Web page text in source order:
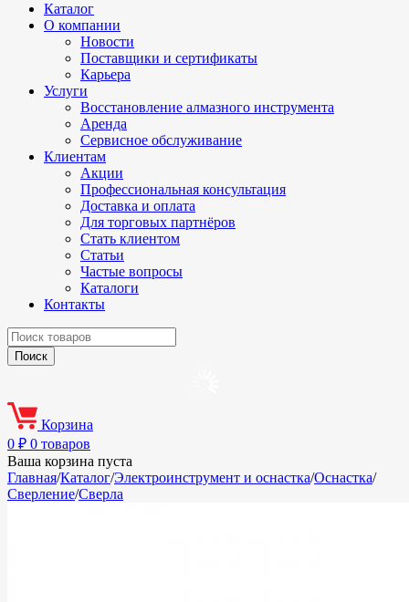
Каталог
О компании
Новости
Поставщики и сертификаты
Карьера
Услуги
Восстановление алмазного инструмента
Аренда
Сервисное обслуживание
Клиентам
Акции
Профессиональная консультация
Доставка и оплата
Для торговых партнёров
Стать клиентом
Статьи
Частые вопросы
Каталоги
Контакты
Корзина
0 ₽ 0 товаров
Ваша корзина пуста
Главная/Каталог/Электроинструмент и оснастка/Оснастка/
Сверление/Сверла